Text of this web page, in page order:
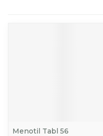
Menotil Tabl 56